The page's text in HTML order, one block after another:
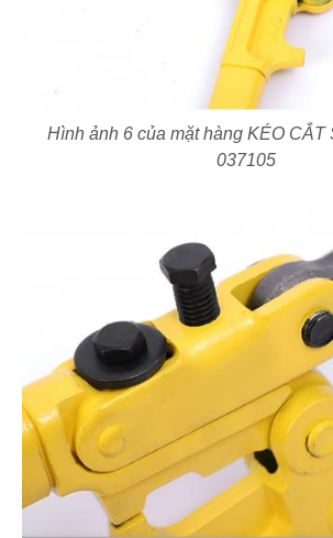
Hình ảnh 6 của mặt hàng KÉO CẮT
037105